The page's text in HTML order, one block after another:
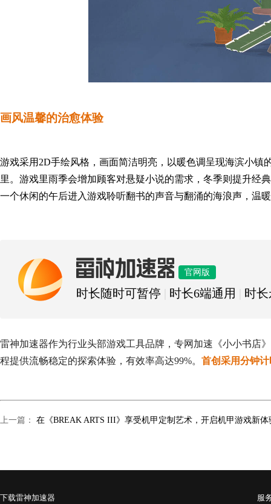
画风温馨的治愈体验
游戏采用2D手绘风格，画面简洁明亮，以暖色调呈现海滨小
里。游戏里雨季会增加顾客对悬疑小说的需求，冬季则提升经
一个休闲的午后进入游戏聆听翻书的声音与翻涌的海浪声 ， 温
雷神加速器 官网版
时长随时可暂停 时长6端通用 时
雷神加速器作为行业头部游戏工具品牌，专网加速《小小书店
程提供流畅稳定的探索体验，有效率高达99%。 首创采用分钟
上一篇： 在《BREAK ARTS III》享受机甲定制艺术，开启机甲游戏新体
下载雷神加速器 服